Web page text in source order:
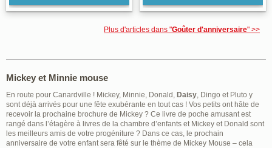
Plus d'articles dans "Goûter d'anniversaire" >>
Mickey et Minnie mouse
En route pour Canardville ! Mickey, Minnie, Donald, Daisy, Dingo et Pluto y
sont déjà arrivés pour une fête exubérante en tout cas ! Vos petits ont hâte de
recevoir la prochaine brochure de Mickey ? Ce livre de poche amusant est
rangé dans l’étagère à livres de la chambre d’enfants et Mickey et Donald sont
les meilleurs amis de votre progéniture ? Dans ce cas, le prochain
anniversaire de votre enfant sera fêté sur le thème de Mickey Mouse – cela